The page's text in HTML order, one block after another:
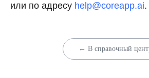
или по адресу help@coreapp.ai.
← В справочный